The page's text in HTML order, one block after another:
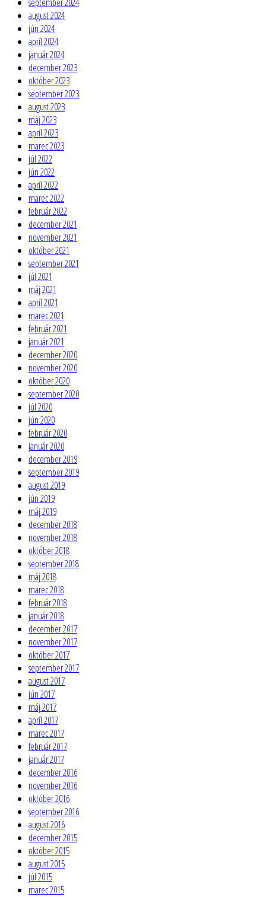
august 2024
jún 2024
apríl 2024
január 2024
december 2023
október 2023
september 2023
august 2023
máj 2023
apríl 2023
marec 2023
júl 2022
jún 2022
apríl 2022
marec 2022
február 2022
december 2021
november 2021
október 2021
september 2021
júl 2021
máj 2021
apríl 2021
marec 2021
február 2021
január 2021
december 2020
november 2020
október 2020
september 2020
júl 2020
jún 2020
február 2020
január 2020
december 2019
september 2019
august 2019
jún 2019
máj 2019
december 2018
november 2018
október 2018
september 2018
máj 2018
marec 2018
február 2018
január 2018
december 2017
november 2017
október 2017
september 2017
august 2017
jún 2017
máj 2017
apríl 2017
marec 2017
február 2017
január 2017
december 2016
november 2016
október 2016
september 2016
august 2016
december 2015
október 2015
august 2015
júl 2015
marec 2015